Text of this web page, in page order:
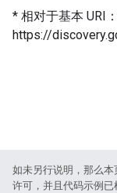
* 相对于基本 URI：
https://
如未另行说明，那么
许可，并且代码示例已